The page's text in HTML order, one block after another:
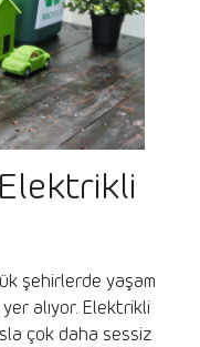
şehirlerde yaşam
alıyor. Elektrikli
çok daha sessiz